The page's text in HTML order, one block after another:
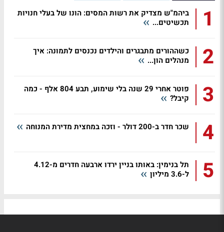
1
ביהמ"ש מצדיק את רשות המסים: הונו של בעלי חנויות
תכשיטים...
2
כשההורים מתבגרים והילדים נכנסים לתמונה: איך
מנהלים הון...
3
פוטר אחרי 29 שנה בלי שימוע, תבע 804 אלף - כמה
קיבל?
4 שכר חדר ב-200 דולר - וזכה במחצית מדירת המנוחה
5
תל בנימין: באותו בניין ירדו ארבעה חדרים מ-4.12
ל-3.6 מיליון